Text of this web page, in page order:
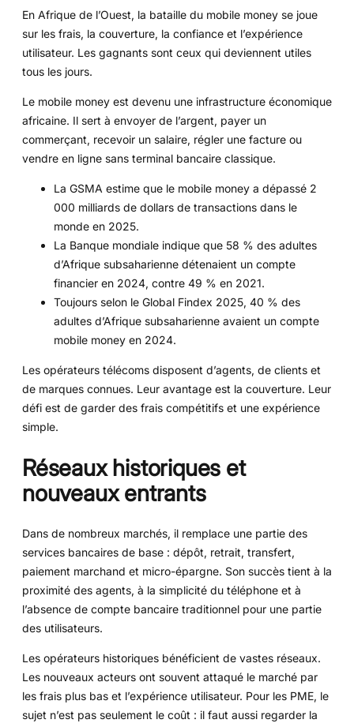
En Afrique de l’Ouest, la bataille du mobile money se joue
sur les frais, la couverture, la confiance et l’expérience
utilisateur. Les gagnants sont ceux qui deviennent utiles
tous les jours.
Le mobile money est devenu une infrastructure économique
africaine. Il sert à envoyer de l’argent, payer un
commerçant, recevoir un salaire, régler une facture ou
vendre en ligne sans terminal bancaire classique.
La GSMA estime que le mobile money a dépassé 2
000 milliards de dollars de transactions dans le
monde en 2025.
La Banque mondiale indique que 58 % des adultes
d’Afrique subsaharienne détenaient un compte
financier en 2024, contre 49 % en 2021.
Toujours selon le Global Findex 2025, 40 % des
adultes d’Afrique subsaharienne avaient un compte
mobile money en 2024.
Les opérateurs télécoms disposent d’agents, de clients et
de marques connues. Leur avantage est la couverture. Leur
défi est de garder des frais compétitifs et une expérience
simple.
Réseaux historiques et
nouveaux entrants
Dans de nombreux marchés, il remplace une partie des
services bancaires de base : dépôt, retrait, transfert,
paiement marchand et micro-épargne. Son succès tient à la
proximité des agents, à la simplicité du téléphone et à
l’absence de compte bancaire traditionnel pour une partie
des utilisateurs.
Les opérateurs historiques bénéficient de vastes réseaux.
Les nouveaux acteurs ont souvent attaqué le marché par
les frais plus bas et l’expérience utilisateur. Pour les PME, le
sujet n’est pas seulement le coût : il faut aussi regarder la